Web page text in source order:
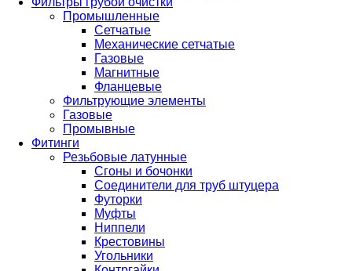
Промышленные
Сетчатые
Механические сетчатые
Газовые
Магнитные
Фланцевые
Фильтрующие элементы
Газовые
Промывные
Фитинги
Резьбовые латунные
Сгоны и бочонки
Соединители для труб штуцера
Футорки
Муфты
Ниппели
Крестовины
Угольники